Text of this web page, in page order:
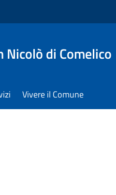
Nicolò di Comelico
Vivere il Comune